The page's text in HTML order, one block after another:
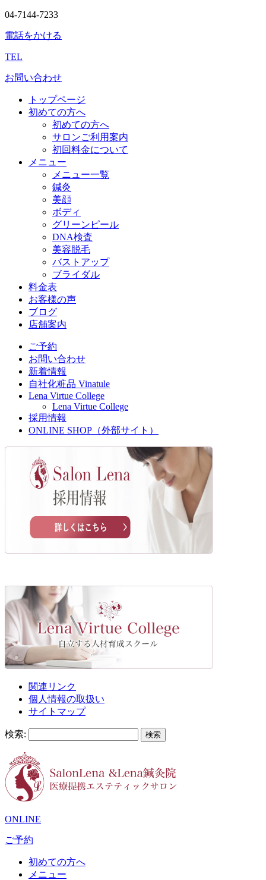
04-7144-7233
電話をかける
TEL
お問い合わせ
トップページ
初めての方へ
初めての方へ
サロンご利用案内
初回料金について
メニュー
メニュー一覧
鍼灸
美顔
ボディ
グリーンピール
DNA検査
美容脱毛
バストアップ
ブライダル
料金表
お客様の声
ブログ
店舗案内
ご予約
お問い合わせ
新着情報
自社化粧品 Vinatule
Lena Virtue College
Lena Virtue College
採用情報
ONLINE SHOP（外部サイト）
関連リンク
個人情報の取扱い
サイトマップ
検索:
ONLINE
ご予約
初めての方へ
メニュー